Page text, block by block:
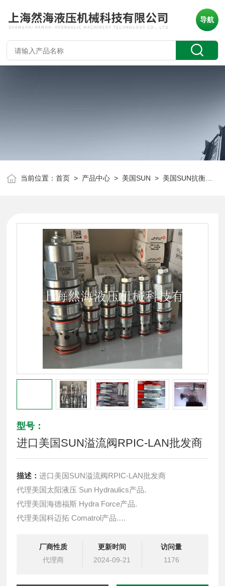
导航
当前位置：首页 > 产品中心 > 美国SUN > 美国SUN抗衡阀
型号：
进口美国SUN溢流阀RPIC-LAN批发商
描述：进口美国SUN溢流阀RPIC-LAN批发商
代理美国太阳液压 Sun Hydraulics产品.
代理美国海德福斯 Hydra Force产品.
代理美国科迈拓 Comatrol产品.
提供油路系统设计,油路块设计,阀块设计与选型
液压油缸，经销力士乐、派克、中国台湾北部等液压元件
厂商性质
代理商
更新时间
2024-09-21
访问量
1176